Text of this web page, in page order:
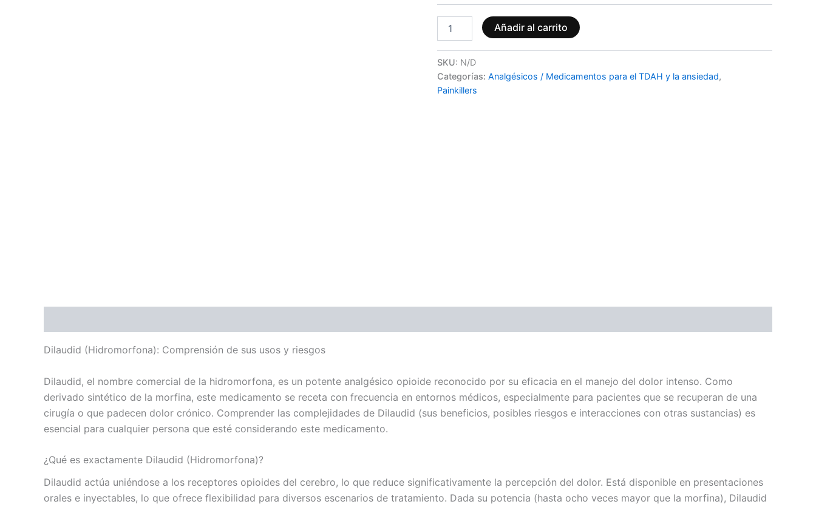
Añadir al carrito
SKU: N/D
Categorías: Analgésicos / Medicamentos para el TDAH y la ansiedad,
Painkillers
Dilaudid (Hidromorfona): Comprensión de sus usos y riesgos
Dilaudid, el nombre comercial de la hidromorfona, es un potente analgésico opioide reconocido por su eficacia en el manejo del dolor intenso. Como
derivado sintético de la morfina, este medicamento se receta con frecuencia en entornos médicos, especialmente para pacientes que se recuperan de una
cirugía o que padecen dolor crónico. Comprender las complejidades de Dilaudid (sus beneficios, posibles riesgos e interacciones con otras sustancias) es
esencial para cualquier persona que esté considerando este medicamento.
¿Qué es exactamente Dilaudid (Hidromorfona)?
Dilaudid actúa uniéndose a los receptores opioides del cerebro, lo que reduce significativamente la percepción del dolor. Está disponible en presentaciones
orales e inyectables, lo que ofrece flexibilidad para diversos escenarios de tratamiento. Dada su potencia (hasta ocho veces mayor que la morfina), Dilaudid